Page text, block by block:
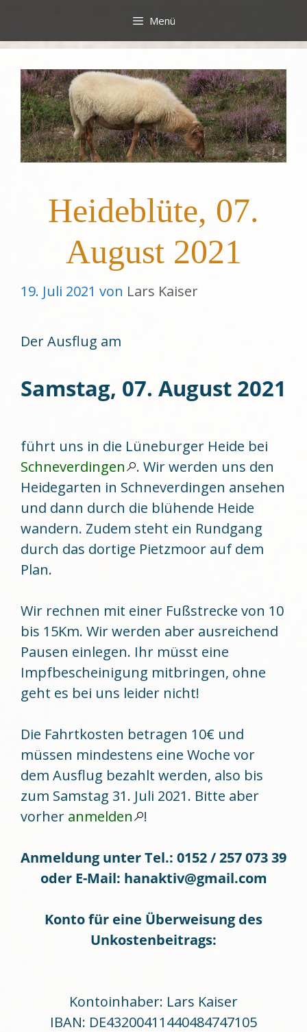
springen
Menü
Heideblüte, 07.
August 2021
19. Juli 2021 von Lars Kaiser
Der Ausflug am
Samstag, 07. August 2021
führt uns in die Lüneburger Heide bei
Schneverdingen
. Wir werden uns den
Heidegarten in Schneverdingen ansehen
und dann durch die blühende Heide
wandern. Zudem steht ein Rundgang
durch das dortige Pietzmoor auf dem
Plan.
Wir rechnen mit einer Fußstrecke von 10
bis 15Km. Wir werden aber ausreichend
Pausen einlegen. Ihr müsst eine
Impfbescheinigung mitbringen, ohne
geht es bei uns leider nicht!
Die Fahrtkosten betragen 10€ und
müssen mindestens eine Woche vor
dem Ausflug bezahlt werden, also bis
zum Samstag 31. Juli 2021. Bitte aber
vorher anmelden !
Anmeldung unter Tel.: 0152 / 257 073 39
oder E-Mail: hanaktiv@gmail.com
Konto für eine Überweisung des
Unkostenbeitrags:
Kontoinhaber: Lars Kaiser
IBAN: DE43200411440484747105